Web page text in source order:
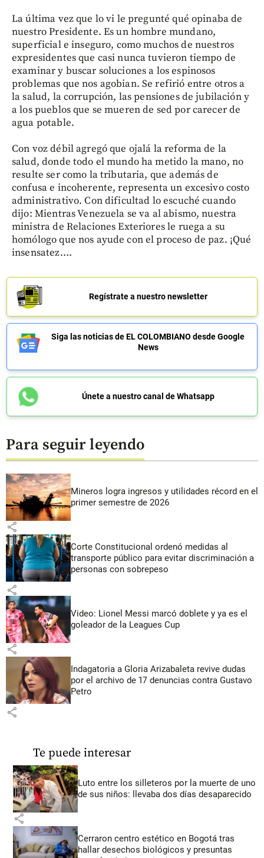
La última vez que lo vi le pregunté qué opinaba de
nuestro Presidente. Es un hombre mundano,
superficial e inseguro, como muchos de nuestros
expresidentes que casi nunca tuvieron tiempo de
examinar y buscar soluciones a los espinosos
problemas que nos agobian. Se refirió entre otros a
la salud, la corrupción, las pensiones de jubilación y
a los pueblos que se mueren de sed por carecer de
agua potable.
Con voz débil agregó que ojalá la reforma de la
salud, donde todo el mundo ha metido la mano, no
resulte ser como la tributaria, que además de
confusa e incoherente, representa un excesivo costo
administrativo. Con dificultad lo escuché cuando
dijo: Mientras Venezuela se va al abismo, nuestra
ministra de Relaciones Exteriores le ruega a su
homólogo que nos ayude con el proceso de paz. ¡Qué
insensatez….
Regístrate a nuestro newsletter
Siga las noticias de EL COLOMBIANO desde Google
News
Únete a nuestro canal de Whatsapp
Para seguir leyendo
Mineros logra ingresos y utilidades récord en el
primer semestre de 2026
share
Corte Constitucional ordenó medidas al
transporte público para evitar discriminación a
personas con sobrepeso
share
Video: Lionel Messi marcó doblete y ya es el
goleador de la Leagues Cup
share
Indagatoria a Gloria Arizabaleta revive dudas
por el archivo de 17 denuncias contra Gustavo
Petro
share
Te puede interesar
Luto entre los silleteros por la muerte de uno
de sus niños: llevaba dos días desaparecido
share
Cerraron centro estético en Bogotá tras
hallar desechos biológicos y presuntas